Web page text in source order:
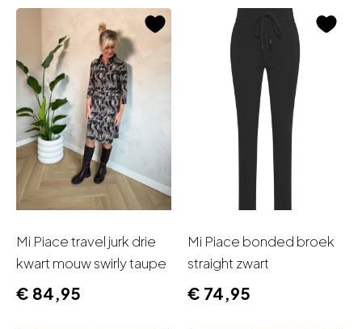
€ 84,95.
€ 49,95.
Mi Piace travel jurk drie
kwart mouw swirly taupe
€ 84,95
Mi Piace bonded broek
straight zwart
€ 74,95